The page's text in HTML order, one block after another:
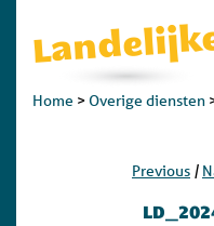
Home > Overige diensten
Previous |